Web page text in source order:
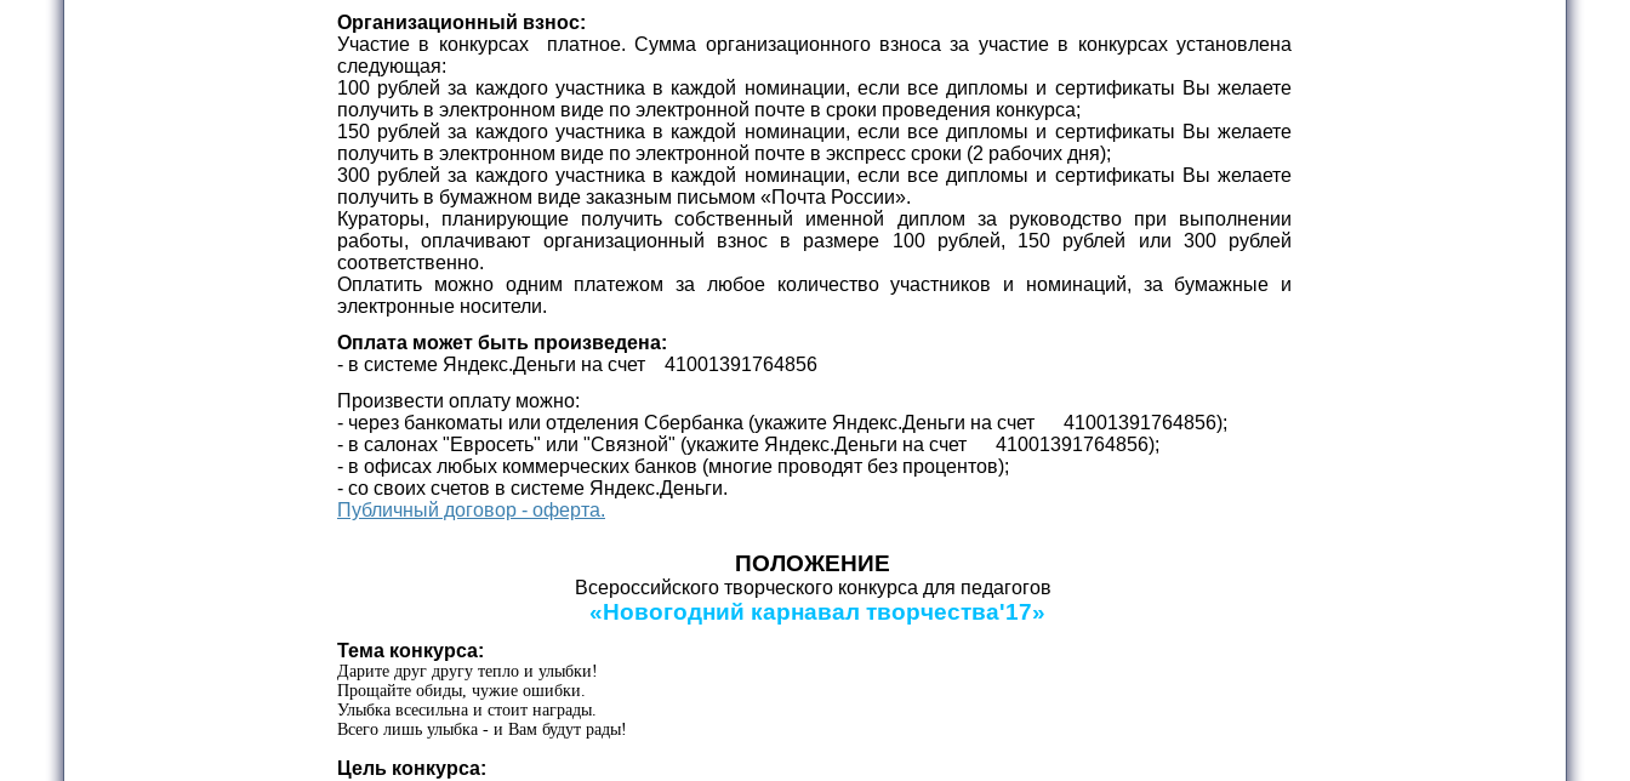
Организационный взнос:
Участие в конкурсах платное. Сумма организационного взноса за участие в конкурсах установлена
следующая:
100 рублей за каждого участника в каждой номинации, если все дипломы и сертификаты Вы желаете
получить в электронном виде по электронной почте в сроки проведения конкурса;
150 рублей за каждого участника в каждой номинации, если все дипломы и сертификаты Вы желаете
получить в электронном виде по электронной почте в экспресс сроки (2 рабочих дня);
300 рублей за каждого участника в каждой номинации, если все дипломы и сертификаты Вы желаете
получить в бумажном виде заказным письмом «Почта России».
Кураторы, планирующие получить собственный именной диплом за руководство при выполнении
работы, оплачивают организационный взнос в размере 100 рублей, 150 рублей или 300 рублей
соответственно.
Оплатить можно одним платежом за любое количество участников и номинаций, за бумажные и
электронные носители.
Оплата может быть произведена:
- в системе Яндекс.Деньги на счет 41001391764856
Произвести оплату можно:
- через банкоматы или отделения Сбербанка (укажите Яндекс.Деньги на счет 41001391764856);
- в салонах "Евросеть" или "Связной" (укажите Яндекс.Деньги на счет 41001391764856);
- в офисах любых коммерческих банков (многие проводят без процентов);
- со своих счетов в системе Яндекс.Деньги.
Публичный договор - оферта.
ПОЛОЖЕНИЕ
Всероссийского творческого конкурса для педагогов
«Новогодний карнавал творчества'17»
Тема конкурса:
Дарите друг другу тепло и улыбки!
Прощайте обиды, чужие ошибки.
Улыбка всесильна и стоит награды.
Всего лишь улыбка - и Вам будут рады!
Цель конкурса: